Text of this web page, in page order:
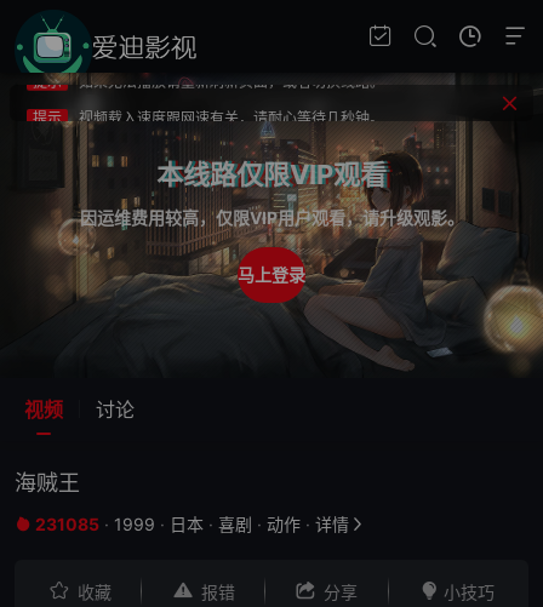
提示
提示
如果无法播放请重新刷新页面，或者切换线路。
不要轻易相信视频中的广告，谨防上当受骗!
本线路仅限VIP观看
因运维费用较高，仅限VIP用户观看，请升级观影。
马上登录
视频 讨论
海贼王
 231085 · 1999 · 日本 · 喜剧 · 动作 · 详情 
 收藏  报错  分享  小技巧
第1041集 VIP
第1044集 第1045集 VIP 第1046集 VIP
第1047集 VIP 第1048集 VIP 第1049集
VIP 第1051集 VIP 第1052集
第1055集 VIP
第1056集 VIP
第1059集